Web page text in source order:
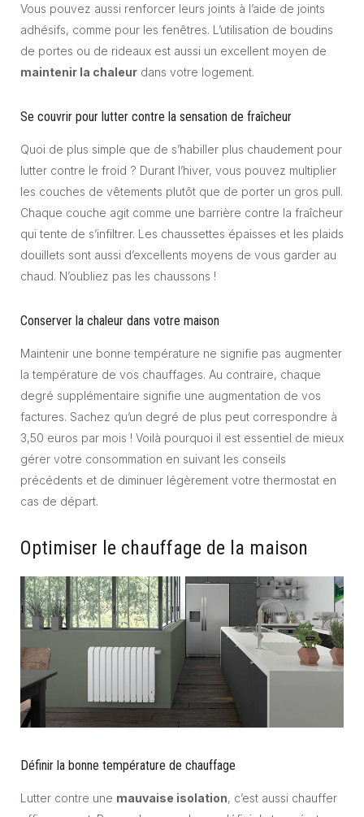
Vous pouvez aussi renforcer leurs joints à l’aide de joints
adhésifs, comme pour les fenêtres. L’utilisation de boudins
de portes ou de rideaux est aussi un excellent moyen de
maintenir la chaleur dans votre logement.
Se couvrir pour lutter contre la sensation de fraîcheur
Quoi de plus simple que de s’habiller plus chaudement pour
lutter contre le froid ? Durant l’hiver, vous pouvez multiplier
les couches de vêtements plutôt que de porter un gros pull.
Chaque couche agit comme une barrière contre la fraîcheur
qui tente de s’infiltrer. Les chaussettes épaisses et les plaids
douillets sont aussi d’excellents moyens de vous garder au
chaud. N’oubliez pas les chaussons !
Conserver la chaleur dans votre maison
Maintenir une bonne température ne signifie pas augmenter
la température de vos chauffages. Au contraire, chaque
degré supplémentaire signifie une augmentation de vos
factures. Sachez qu’un degré de plus peut correspondre à
3,50 euros par mois ! Voilà pourquoi il est essentiel de mieux
gérer votre consommation en suivant les conseils
précédents et de diminuer légèrement votre thermostat en
cas de départ.
Optimiser le chauffage de la maison
Définir la bonne température de chauffage
Lutter contre une mauvaise isolation, c’est aussi chauffer